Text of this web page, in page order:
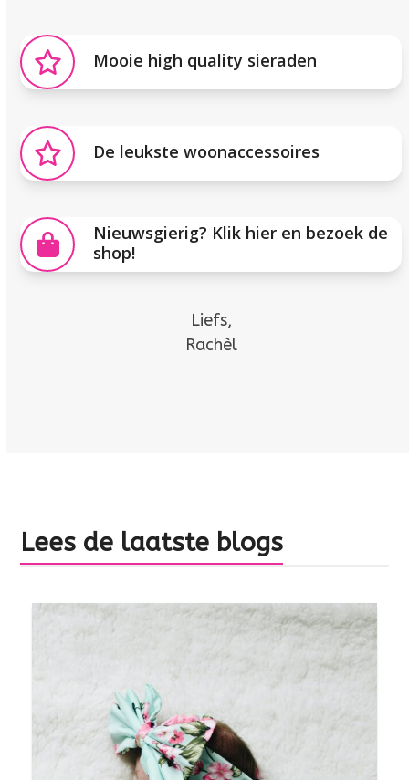
Mooie high quality sieraden
De leukste woonaccessoires
Nieuwsgierig? Klik hier en bezoek de
shop!
Liefs,
Rachèl
Lees de laatste blogs